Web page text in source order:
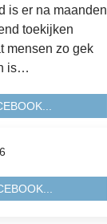
is er na maanden
toekijken
mensen zo gek
is…